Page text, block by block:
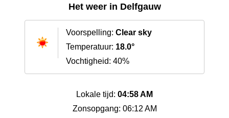
Het weer in Delfgauw
Voorspelling: Clear sky
Temperatuur: 18.0°
Vochtigheid: 40%
Lokale tijd: 04:58 AM
Zonsopgang: 06:12 AM